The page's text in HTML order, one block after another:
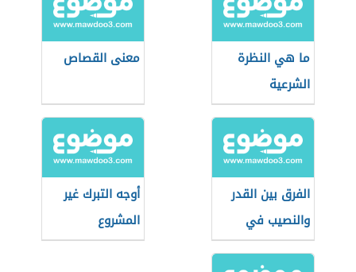
ما هي النظرة
الشرعية
معنى القصاص
الفرق بين القدر
والنصيب في
الإسلام
أوجه التبرك غير
المشروع